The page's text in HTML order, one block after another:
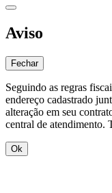
Aviso
Fechar
Seguindo as regras
endereço cadastrado
alteração em seu
central de atendimento.
Ok